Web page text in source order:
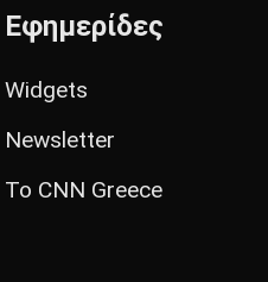
Εφημερίδες
Widgets
Newsletter
Το CNN Greece